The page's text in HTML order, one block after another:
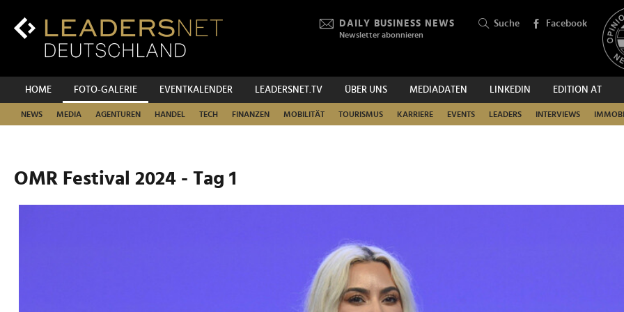
Inhalt
Hauptnavigation
DAILY BUSINESS NEWS
Newsletter abonnieren
Suche Facebook
HOME FOTO-GALERIE EVENTKALENDER LEADERSNET.TV ÜBER UNS MEDIADATEN LINKEDIN EDITION AT
NEWS MEDIA AGENTUREN HANDEL TECH FINANZEN MOBILITÄT TOURISMUS KARRIERE EVENTS LEADERS INTERVIEWS
SUCHEN
OMR Festival 2024 - Tag 1